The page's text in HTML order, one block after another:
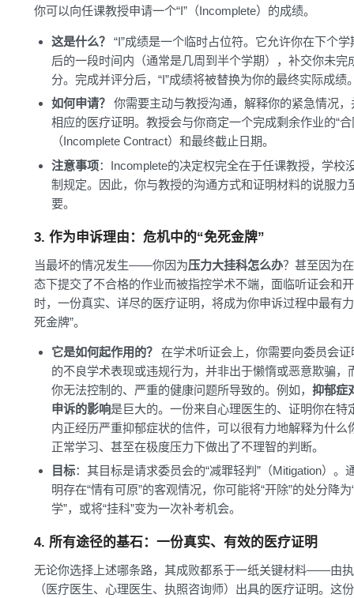
你可以向任课教授申请一个“I”（Incomplete）的成绩。
这是什么？
“I”成绩是一个临时占位符。它允许你在下个学
后的一段时间内（通常是几周到半个学期），补交你未完
分。完成并评分后，“I”成绩将被替换为你的最终实际成绩
如何申请？
你需要主动与教授沟通，解释你的紧急情况，
相应的医疗证明。教授会与你商定一个完成剩余作业的“合
（Incomplete Contract）和最终截止日期。
注意事项：Incomplete的决定权完全在于任课教授，学校
制规定。因此，你与教授的沟通方式和证明材料的说服力
要。
3. 作为申诉理由：危机中的“免死金牌”
当最坏的情况发生——你因为压力大挂科怎么办？甚至因为
态下提交了不合格的作业而被指控学术不端，面临听证会和
时，一份真实、详尽的医疗证明，将成为你申诉过程中最有
死金牌”。
它是如何起作用的？
在学术听证会上，你需要向委员会证
的不良学术表现或违规行为，并非出于懒惰或恶意欺骗，
你无法控制的、严重的健康问题所导致的。例如，抑郁症
申诉的影响是巨大的。一份来自心理医生的、证明你在特
内正经历严重抑郁症状的信件，可以很有力地解释为什么
正常学习、甚至在极度压力下做出了不理智的判断。
目标：其目标是请求委员会的“减罪轻判”（Mitigation）。
明存在“情有可原”的客观情况，你可能将“开除”的处分降为
学”，或将“挂科”变为一次补考机会。
4. 所有途径的基石：一份真实、有效的医疗证明
无论你选择上述哪条路，其成败都系于一纸关键材料——由
（医疗医生、心理医生、执照咨询师）出具的医疗证明。这